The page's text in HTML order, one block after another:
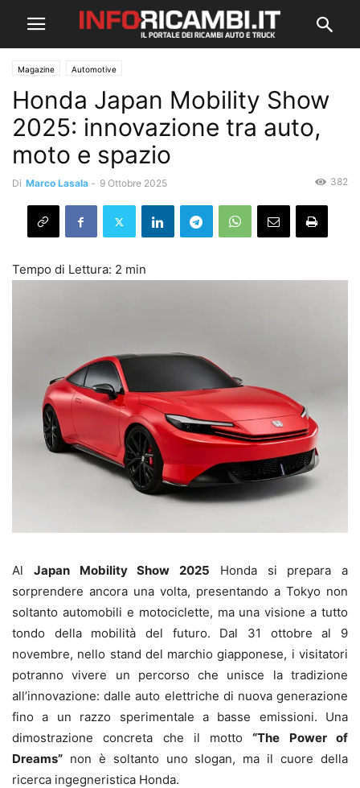
Magazine Automotive
Honda Japan Mobility Show
2025: innovazione tra auto,
moto e spazio
Di Marco Lasala - 9 Ottobre 2025 382
Al Japan Mobility Show 2025 Honda si prepara a
sorprendere ancora una volta, presentando a Tokyo non
soltanto automobili e motociclette, ma una visione a tutto
tondo della mobilità del futuro. Dal 31 ottobre al 9
novembre, nello stand del marchio giapponese, i visitatori
potranno vivere un percorso che unisce la tradizione
all’innovazione: dalle auto elettriche di nuova generazione
fino a un razzo sperimentale a basse emissioni. Una
dimostrazione concreta che il motto“The Power of
Dreams” non è soltanto uno slogan, ma il cuore della
ricerca ingegneristica Honda.